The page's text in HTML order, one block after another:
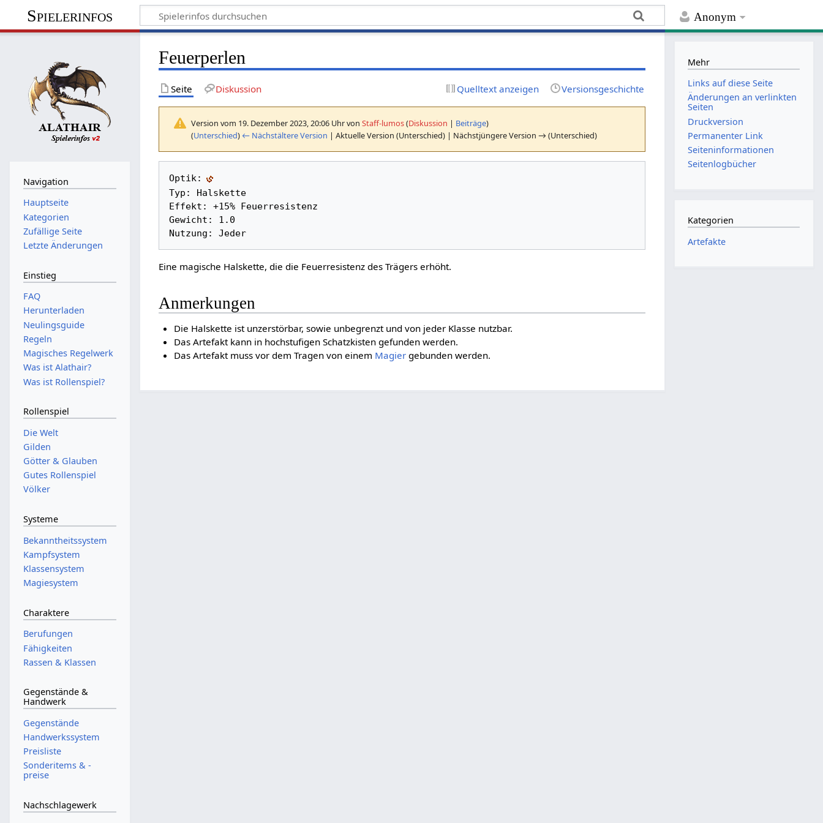
Anonym
Spielerinfos
Feuerperlen
Seite Diskussion Quelltext anzeigen Versionsgeschichte
Version vom 19. Dezember 2023, 20:06 Uhr vonStaff-lumos(Diskussion | Beiträge)
(Unterschied) ← Nächstältere Version | Aktuelle Version (Unterschied) | Nächstjüngere Version → (Unterschied)
Optik:
Typ: Halskette
Effekt: +15% Feuerresistenz
Gewicht: 1.0
Nutzung: Jeder
Eine magische Halskette, die die Feuerresistenz des Trägers erhöht.
Anmerkungen
Die Halskette ist unzerstörbar, sowie unbegrenzt und von jeder Klasse nutzbar.
Das Artefakt kann in hochstufigen Schatzkisten gefunden werden.
Das Artefakt muss vor dem Tragen von einem Magiergebunden werden.
Navigation
Hauptseite
Kategorien
Zufällige Seite
Letzte Änderungen
Einstieg
FAQ
Herunterladen
Neulingsguide
Regeln
Magisches Regelwerk
Was ist Alathair?
Was ist Rollenspiel?
Rollenspiel
Die Welt
Gilden
Götter & Glauben
Gutes Rollenspiel
Völker
Systeme
Bekanntheitssystem
Kampfsystem
Klassensystem
Magiesystem
Charaktere
Berufungen
Fähigkeiten
Rassen & Klassen
Gegenstände &
Handwerk
Gegenstände
Handwerkssystem
Preisliste
Sonderitems & -
preise
Nachschlagewerk
Mehr
Links auf diese Seite
Änderungen an verlinkten
Seiten
Druckversion
Permanenter Link
Seiten­­informationen
Seitenlogbücher
Kategorien
Artefakte